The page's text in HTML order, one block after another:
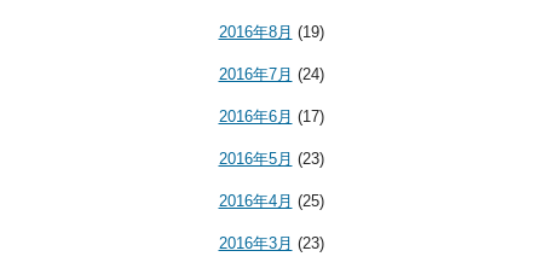
2016年8月 (19)
2016年7月 (24)
2016年6月 (17)
2016年5月 (23)
2016年4月 (25)
2016年3月 (23)